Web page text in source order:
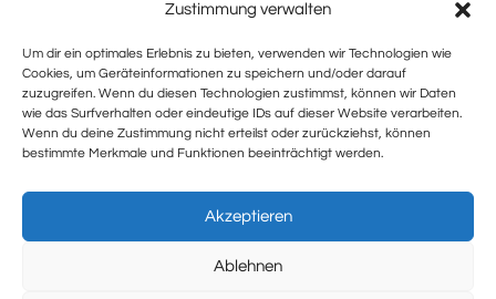
Zustimmung verwalten
Um dir ein optimales Erlebnis zu bieten, verwenden wir Technologien wie
Cookies, um Geräteinformationen zu speichern und/oder darauf
zuzugreifen. Wenn du diesen Technologien zustimmst, können wir Daten
wie das Surfverhalten oder eindeutige IDs auf dieser Website verarbeiten.
Wenn du deine Zustimmung nicht erteilst oder zurückziehst, können
bestimmte Merkmale und Funktionen beeinträchtigt werden.
Akzeptieren
Ablehnen
Impressum Datenschutz Cookie-Richtlinie (EU)